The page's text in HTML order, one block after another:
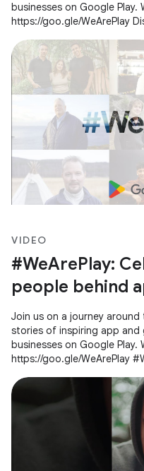
businesses on Google
https://goo.gle/WeArePlay
VIDEO
#WeArePlay:
people behind
Join us on a journey
stories of inspiring app and
businesses on Google
https://goo.gle/WeArePlay